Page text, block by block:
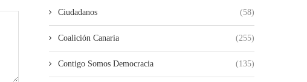
Ciudadanos (58)
Coalición Canaria (255)
Contigo Somos Democracia (135)